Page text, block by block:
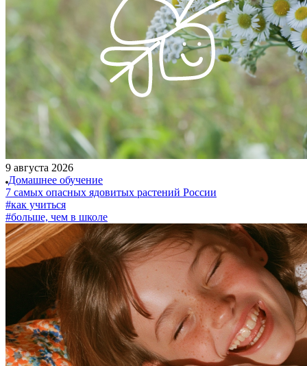
9 августа 2026
Домашнее обучение
7 самых опасных ядовитых растений России
#как учиться
#больше, чем в школе